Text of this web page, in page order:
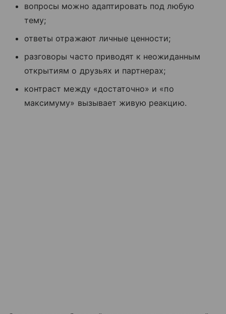
вопросы можно адаптировать под любую
тему;
ответы отражают личные ценности;
разговоры часто приводят к неожиданным
открытиям о друзьях и партнерах;
контраст между «достаточно» и «по
максимуму» вызывает живую реакцию.